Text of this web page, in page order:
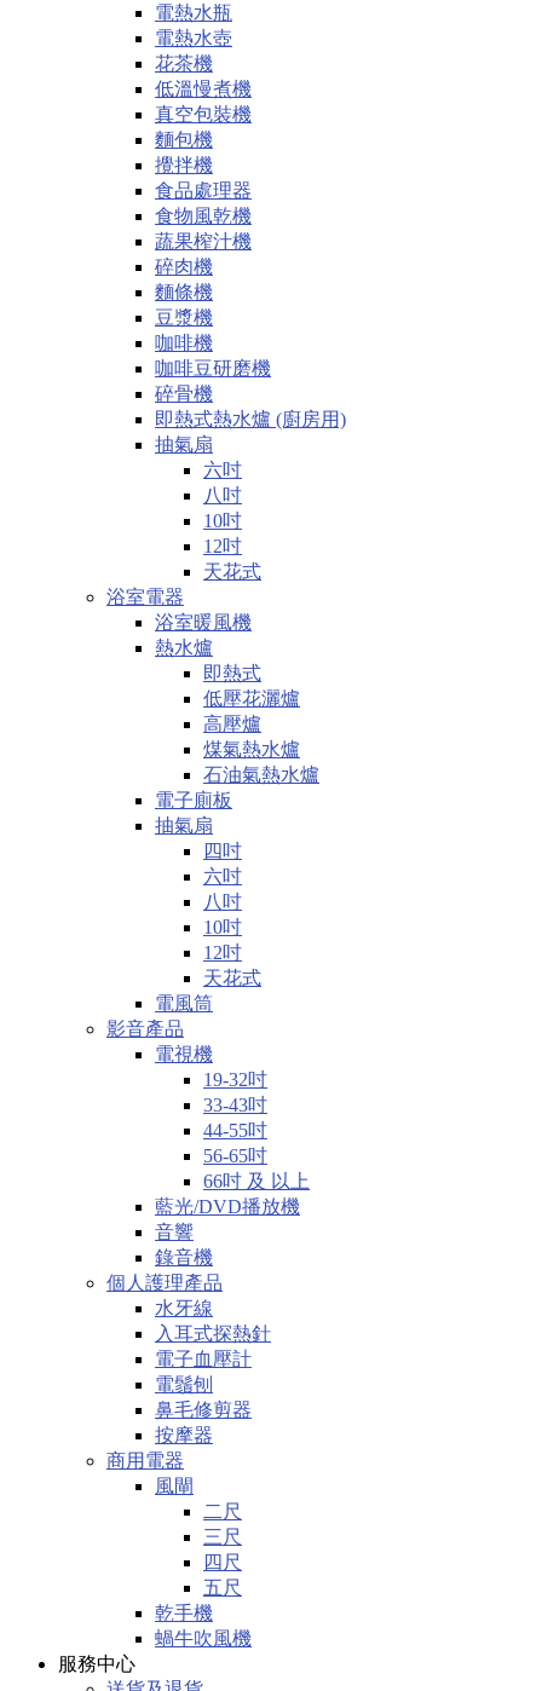
電熱水瓶
電熱水壺
花茶機
低溫慢煮機
真空包裝機
麵包機
攪拌機
食品處理器
食物風乾機
蔬果榨汁機
碎肉機
麵條機
豆漿機
咖啡機
咖啡豆研磨機
碎骨機
即熱式熱水爐 (廚房用)
抽氣扇
六吋
八吋
10吋
12吋
天花式
浴室電器
浴室暖風機
熱水爐
即熱式
低壓花灑爐
高壓爐
煤氣熱水爐
石油氣熱水爐
電子廁板
抽氣扇
四吋
六吋
八吋
10吋
12吋
天花式
電風筒
影音產品
電視機
19-32吋
33-43吋
44-55吋
56-65吋
66吋 及 以上
藍光/DVD播放機
音響
錄音機
個人護理產品
水牙線
入耳式探熱針
電子血壓計
電鬚刨
鼻毛修剪器
按摩器
商用電器
風閘
二尺
三尺
四尺
五尺
乾手機
蝸牛吹風機
服務中心